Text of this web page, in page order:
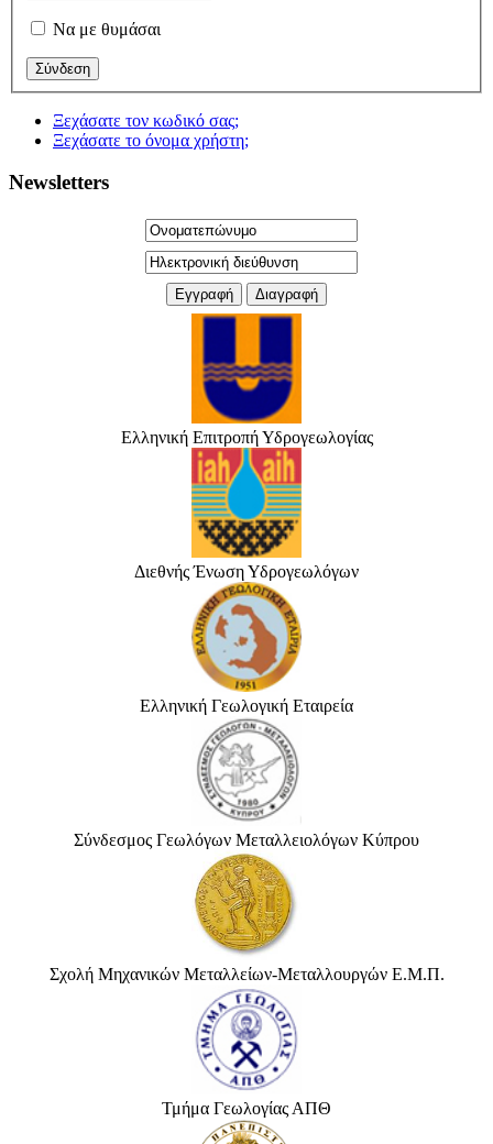
Να με θυμάσαι
Ξεχάσατε τον κωδικό σας;
Ξεχάσατε το όνομα χρήστη;
Newsletters
Ελληνική Επιτροπή Υδρογεωλογίας
Διεθνής Ένωση Υδρογεωλόγων
Ελληνική Γεωλογική Εταιρεία
Σύνδεσμος Γεωλόγων Μεταλλειολόγων Κύπρου
Σχολή Μηχανικών Μεταλλείων-Μεταλλουργών Ε.Μ.Π.
Τμήμα Γεωλογίας ΑΠΘ